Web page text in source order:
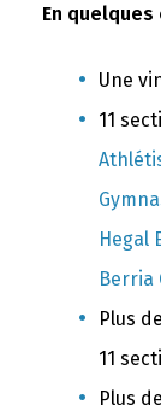
En
Une
11
Hegal
Berria
Plus
11
Plus